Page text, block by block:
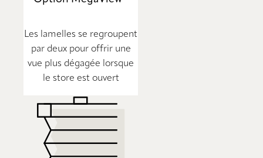
Les lamelles se regroupent
par deux pour offrir une
vue plus dégagée lorsque
le store est ouvert